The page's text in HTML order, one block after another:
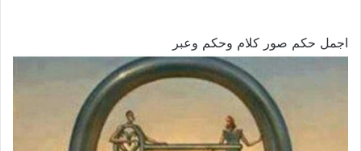
اجمل حكم صور كلام وحكم وعبر